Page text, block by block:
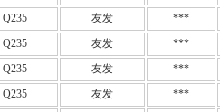
Q235 友发 ***
Q235 友发 ***
Q235 友发 ***
Q235 友发 ***